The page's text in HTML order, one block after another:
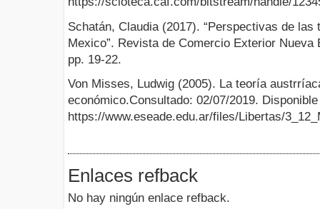
Schatán, Claudia (2017). “Perspectivas de
Mexico”. Revista de Comercio Exterior
pp. 19-22.
Von Misses, Ludwig (2005). La teoría
económico.Consultado: 02/07/2019.
https://www.eseade.edu.ar/files/Libertas/
Enlaces refback
No hay ningún enlace refback.